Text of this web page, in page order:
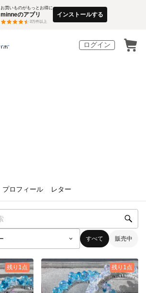
お買いものがもっとお得に
minneのアプリ
3万件以上
インストールする
ログイン
プロフィール レター
すべて 販売中
残り1点 残り1点